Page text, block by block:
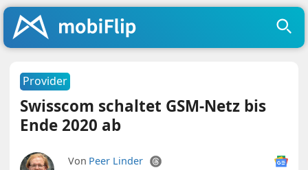
Provider
Swisscom schaltet GSM-Netz bis
Ende 2020 ab
Von Peer Linder